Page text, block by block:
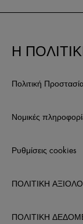
Η
Πολιτική
Νομικές
Ρυθμίσεις cookies
ΠΟΛΙΤΙΚΗ
ΠΟΛΙΤΙΚΗ